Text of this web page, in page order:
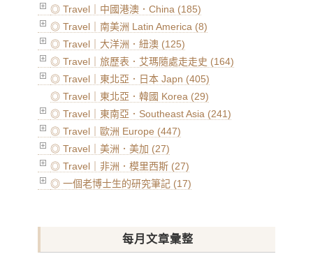
◎ Travel｜中國港澳．China (185)
◎ Travel｜南美洲 Latin America (8)
◎ Travel｜大洋洲．紐澳 (125)
◎ Travel｜旅歷表．艾瑪隨處走走史 (164)
◎ Travel｜東北亞．日本 Japn (405)
◎ Travel｜東北亞．韓國 Korea (29)
◎ Travel｜東南亞．Southeast Asia (241)
◎ Travel｜歐洲 Europe (447)
◎ Travel｜美洲．美加 (27)
◎ Travel｜非洲．模里西斯 (27)
◎ 一個老博士生的研究筆記 (17)
每月文章彙整